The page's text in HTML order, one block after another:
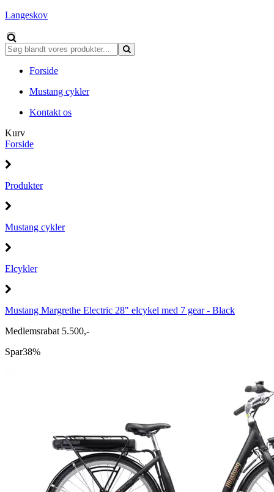
Langeskov
Forside
Mustang cykler
Kontakt os
Kurv
Forside
Produkter
Mustang cykler
Elcykler
Mustang Margrethe Electric 28" elcykel med 7 gear - Black
Medlemsrabat 5.500,-
Spar38%